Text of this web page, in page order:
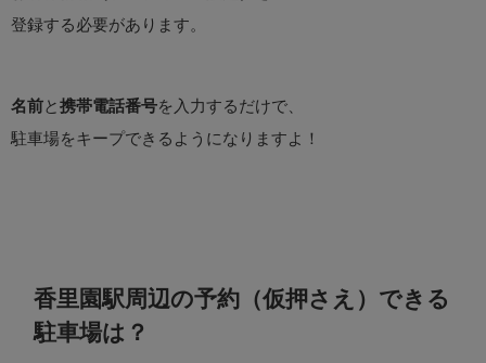
登録する必要があります。
名前と 携帯電話番号を入力するだけで、
駐車場をキープできるようになりますよ！
香里園駅周辺の予約（仮押さえ）できる
駐車場は？